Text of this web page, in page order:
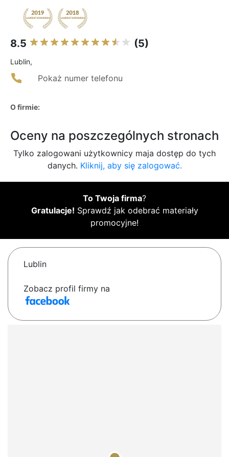
8.5 (5)
Lublin,
Pokaż numer telefonu
O firmie:
Oceny na poszczególnych stronach
Tylko zalogowani użytkownicy maja dostęp do tych
danych. Kliknij, aby się zalogować.
To Twoja firma?
Gratulacje! Sprawdź jak odebrać materiały
promocyjne!
Lublin
Zobacz profil firmy na